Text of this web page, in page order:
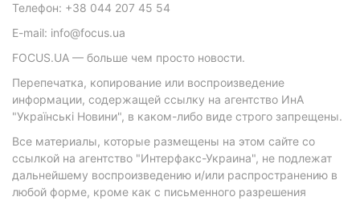
Телефон: +38 044 207 45 54
E-mail: info@focus.ua
FOCUS.UA — больше чем просто новости.
Перепечатка, копирование или воспроизведение
информации, содержащей ссылку на агентство ИнА
"Українські Новини", в каком-либо виде строго запрещены.
Все материалы, которые размещены на этом сайте со
ссылкой на агентство "Интерфакс-Украина", не подлежат
дальнейшему воспроизведению и/или распространению в
любой форме, кроме как с письменного разрешения